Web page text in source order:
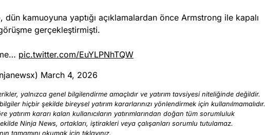
kamuoyuna yaptığı açıklamalardan önce Armstrong ile kapalı
gerçekleştirmişti.
pic.twitter.com/EuYLPNhTQW
March 4, 2026
yalnızca genel bilgilendirme amaçlıdır ve yatırım tavsiyesi niteliğinde değildir.
hiçbir şekilde bireysel yatırım kararlarınızı yönlendirmek için kullanılmamalıdır.
yatırım kararı kalan kullanıcıların yatırımlarından doğan tüm sorumluluk
Ninja News, ortakları, iştirakleri veya çalışanları sorumlu tutulamaz.
tamamını okumak için tıklayınız.